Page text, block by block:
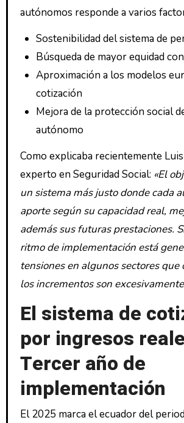
autónomos responde a varios
Sostenibilidad del sistema de
Búsqueda de mayor equidad
Aproximación a los modelos
cotización
Mejora de la protección social
autónomo
Como explicaba recientemente
experto en Seguridad Social: «El
un sistema más justo donde cada
aporte según su capacidad real,
además sus futuras prestaciones.
ritmo de implementación está
tensiones en algunos sectores que
los incrementos son
El sistema de
por ingresos
Tercer año de
implementación
El 2025 marca el ecuador del